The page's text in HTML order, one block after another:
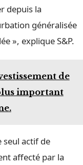
depuis la
généralisée
», explique S&P.
de
important
seul actif de
affecté par la